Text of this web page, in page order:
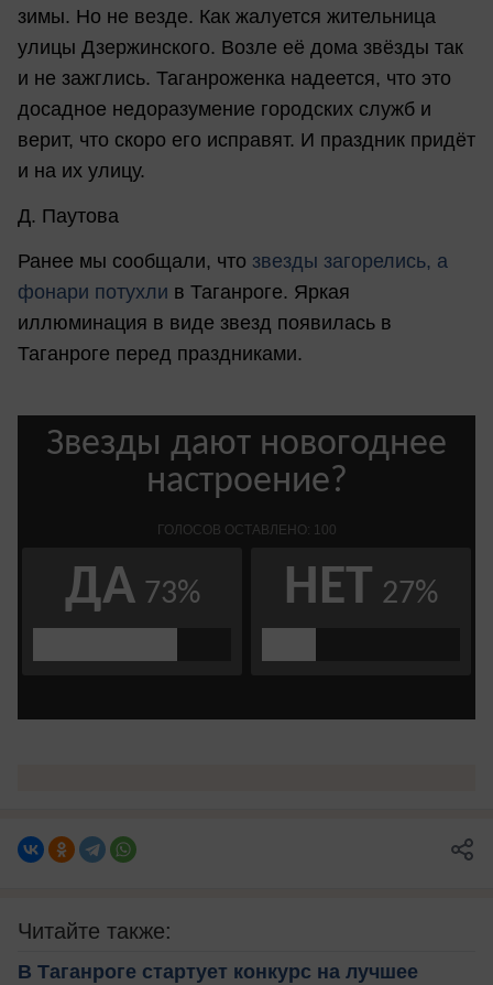
зимы. Но не везде. Как жалуется жительница
улицы Дзержинского. Возле её дома звёзды так
и не зажглись. Таганроженка надеется, что это
досадное недоразумение городских служб и
верит, что скоро его исправят. И праздник придёт
и на их улицу.
Д. Паутова
Ранее мы сообщали, что звезды загорелись, а
фонари потухли в Таганроге. Яркая
иллюминация в виде звезд появилась в
Таганроге перед праздниками.
Читайте также:
В Таганроге стартует конкурс на лучшее